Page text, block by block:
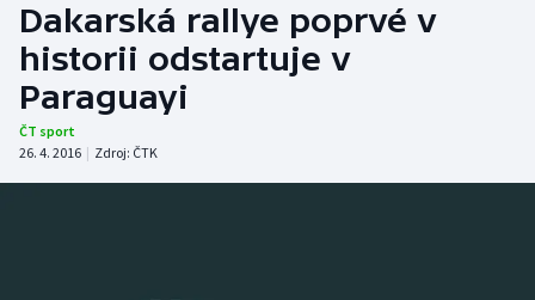
Hokej
Tenis
Atletika
Dakarská rallye poprvé v
historii odstartuje v
Paraguayi
ČT sport
26. 4. 2016 | Zdroj: ČTK